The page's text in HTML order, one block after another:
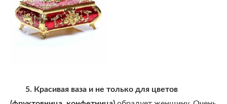
5. Красивая ваза и не только для цветов